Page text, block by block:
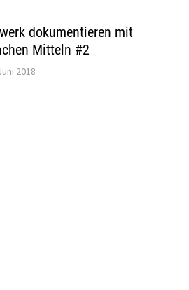
dokumentieren mit
Mitteln #2
2018